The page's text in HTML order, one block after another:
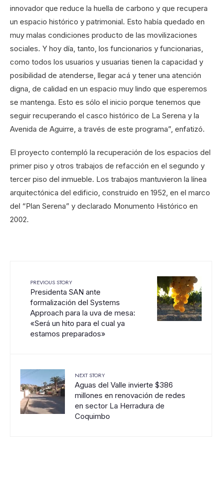
innovador que reduce la huella de carbono y que recupera
un espacio histórico y patrimonial. Esto había quedado en
muy malas condiciones producto de las movilizaciones
sociales. Y hoy día, tanto, los funcionarios y funcionarias,
como todos los usuarios y usuarias tienen la capacidad y
posibilidad de atenderse, llegar acá y tener una atención
digna, de calidad en un espacio muy lindo que esperemos
se mantenga. Esto es sólo el inicio porque tenemos que
seguir recuperando el casco histórico de La Serena y la
Avenida de Aguirre, a través de este programa”, enfatizó.
El proyecto contempló la recuperación de los espacios del
primer piso y otros trabajos de refacción en el segundo y
tercer piso del inmueble. Los trabajos mantuvieron la línea
arquitectónica del edificio, construido en 1952, en el marco
del “Plan Serena” y declarado Monumento Histórico en
2002.
PREVIOUS STORY
Presidenta SAN ante
formalización del Systems
Approach para la uva de mesa:
«Será un hito para el cual ya
estamos preparados»
NEXT STORY
Aguas del Valle invierte $386
millones en renovación de redes
en sector La Herradura de
Coquimbo